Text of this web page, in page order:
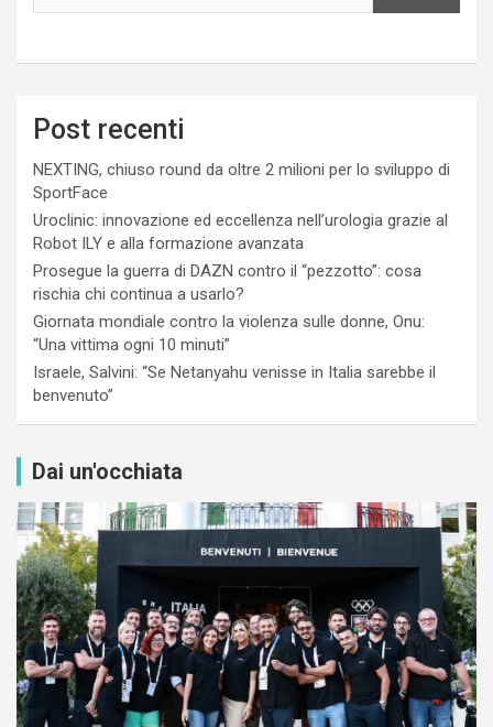
Post recenti
NEXTING, chiuso round da oltre 2 milioni per lo sviluppo di
SportFace
Uroclinic: innovazione ed eccellenza nell’urologia grazie al
Robot ILY e alla formazione avanzata
Prosegue la guerra di DAZN contro il “pezzotto”: cosa
rischia chi continua a usarlo?
Giornata mondiale contro la violenza sulle donne, Onu:
“Una vittima ogni 10 minuti”
Israele, Salvini: “Se Netanyahu venisse in Italia sarebbe il
benvenuto”
Dai un'occhiata